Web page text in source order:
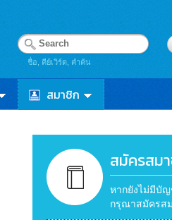
ชื่อ, คีย์เวิร์ด, คำค้น
สมาชิก
สมัครสม
หากยังไม่มีบั
กรุณาสมัครส